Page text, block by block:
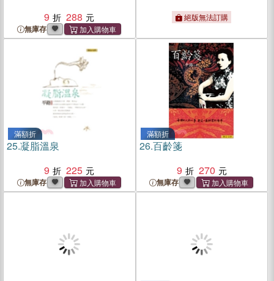
9
288
無庫存
絕版無法訂購
滿額折
25.凝脂溫泉
9
225
無庫存
滿額折
26.百齡箋
9
270
無庫存